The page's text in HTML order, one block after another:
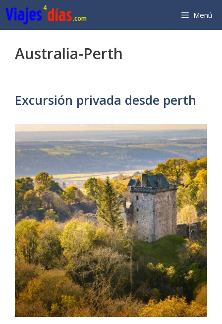
Saltar
al
contenido
Menú
Australia-Perth
Excursión privada desde perth